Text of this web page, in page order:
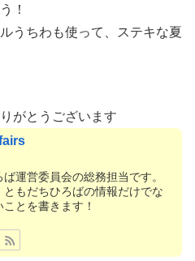
！
うちわも使って、ステキな夏
がとうございます
運営委員会の総務担当です。
ともだちひろばの情報だけでな
とを書きます！